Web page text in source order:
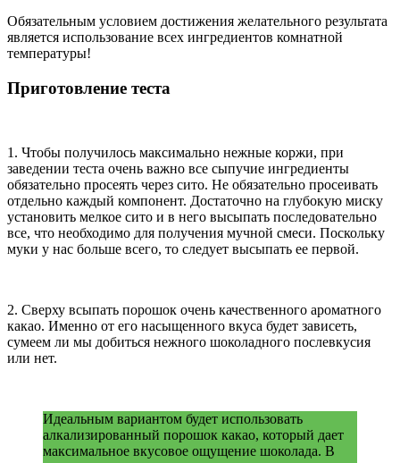
Обязательным условием достижения желательного результата
является использование всех ингредиентов комнатной
температуры!
Приготовление теста
1. Чтобы получилось максимально нежные коржи, при
заведении теста очень важно все сыпучие ингредиенты
обязательно просеять через сито. Не обязательно просеивать
отдельно каждый компонент. Достаточно на глубокую миску
установить мелкое сито и в него высыпать последовательно
все, что необходимо для получения мучной смеси. Поскольку
муки у нас больше всего, то следует высыпать ее первой.
2. Сверху всыпать порошок очень качественного ароматного
какао. Именно от его насыщенного вкуса будет зависеть,
сумеем ли мы добиться нежного шоколадного послевкусия
или нет.
Идеальным вариантом будет использовать
алкализированный порошок какао, который дает
максимальное вкусовое ощущение шоколада. В